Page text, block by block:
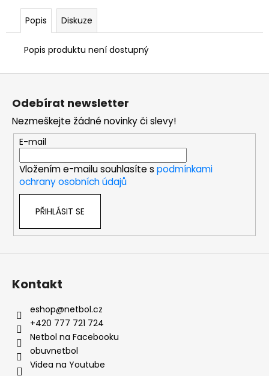
Popis Diskuze
Popis produktu není dostupný
DOLPHIN
498
Kč
Z
Odebírat newsletter
Nezmeškejte žádné novinky či slevy!
E-mail
Vložením e-mailu souhlasíte s podmínkami
ochrany osobních údajů
PŘIHLÁSIT SE
Kontakt
eshop@netbol.cz
+420 777 721 724
Netbol na Facebooku
obuvnetbol
Videa na Youtube